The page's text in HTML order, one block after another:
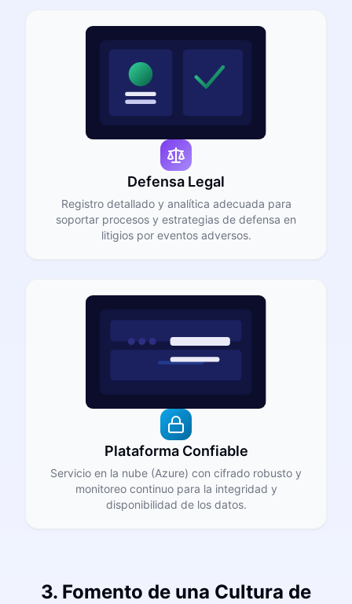
Defensa Legal
Registro detallado y analítica adecuada para
soportar procesos y estrategias de defensa en
litigios por eventos adversos.
Plataforma Confiable
Servicio en la nube (Azure) con cifrado robusto y
monitoreo continuo para la integridad y
disponibilidad de los datos.
3. Fomento de una Cultura de